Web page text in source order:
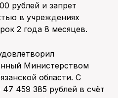
рублей и запрет
в учреждениях
2 года 8 месяцев.
Министерством
области. С
459 385 рублей в счёт